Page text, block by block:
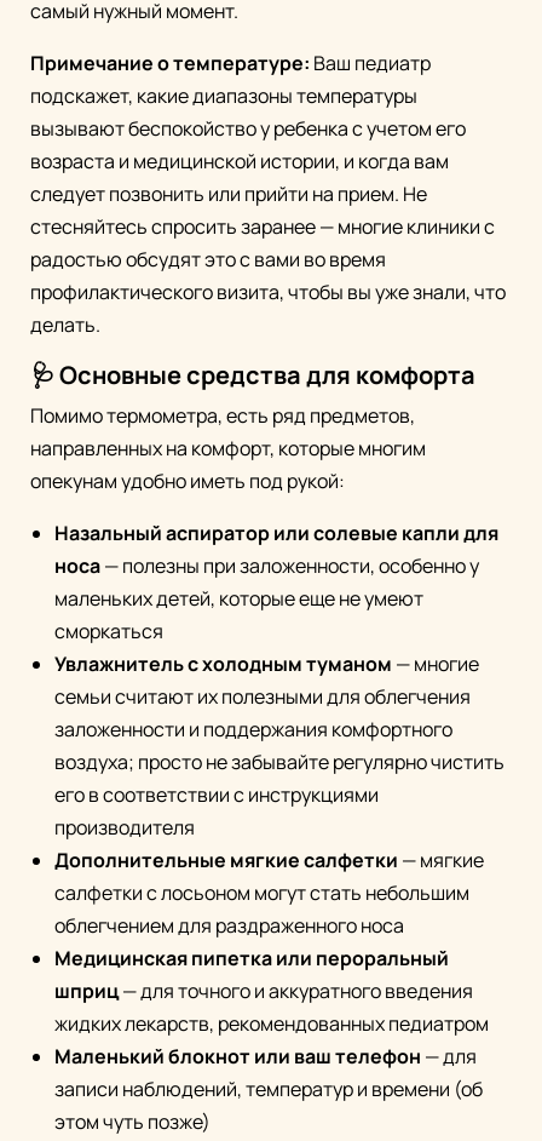
самый нужный момент.
Примечание о температуре: Ваш педиатр
подскажет, какие диапазоны температуры
вызывают беспокойство у ребенка с учетом его
возраста и медицинской истории, и когда вам
следует позвонить или прийти на прием. Не
стесняйтесь спросить заранее — многие клиники с
радостью обсудят это с вами во время
профилактического визита, чтобы вы уже знали, что
делать.
🩺 Основные средства для комфорта
Помимо термометра, есть ряд предметов,
направленных на комфорт, которые многим
опекунам удобно иметь под рукой:
Назальный аспиратор или солевые капли для
носа— полезны при заложенности, особенно у
маленьких детей, которые еще не умеют
сморкаться
Увлажнитель с холодным туманом — многие
семьи считают их полезными для облегчения
заложенности и поддержания комфортного
воздуха; просто не забывайте регулярно чистить
его в соответствии с инструкциями
производителя
Дополнительные мягкие салфетки — мягкие
салфетки с лосьоном могут стать небольшим
облегчением для раздраженного носа
Медицинская пипетка или пероральный
шприц— для точного и аккуратного введения
жидких лекарств, рекомендованных педиатром
Маленький блокнот или ваш телефон — для
записи наблюдений, температур и времени (об
этом чуть позже)